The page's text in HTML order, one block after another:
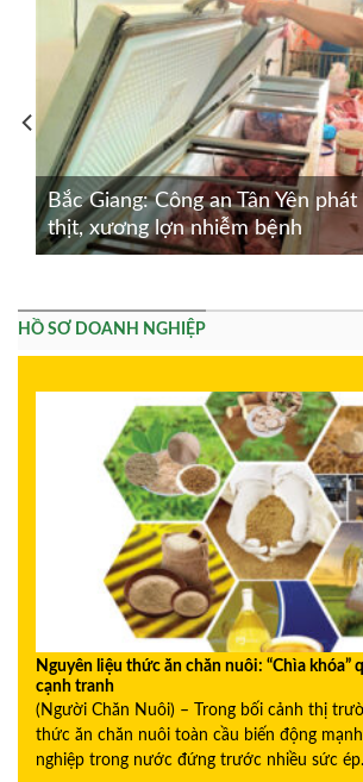
Bắc Giang: Công an Tân Yên
thịt, xương lợn nhiễm bệnh
HỒ SƠ DOANH NGHIỆP
Nguyên liệu thức ăn chăn nuôi: “Chìa khóa”
cạnh tranh
(Người Chăn Nuôi) – Trong bối cảnh thị
thức ăn chăn nuôi toàn cầu biến động
nghiệp trong nước đứng trước nhiều sức